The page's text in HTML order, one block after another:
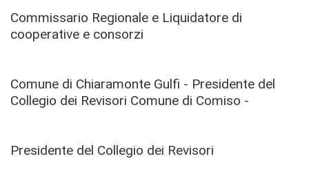
Commissario Regionale e Liquidatore di
cooperative e consorzi
Comune di Chiaramonte Gulfi - Presidente del
Collegio dei Revisori Comune di Comiso -
Presidente del Collegio dei Revisori